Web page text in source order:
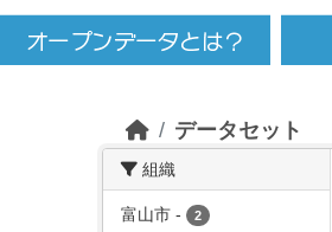
データセット
組織
富山市 - 2